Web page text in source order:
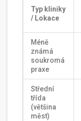
Typ kliniky
/ Lokace
Méně
známá
soukromá
praxe
Střední
třída
(většina
měst)